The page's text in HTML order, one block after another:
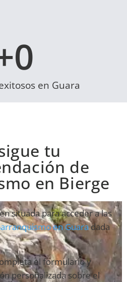
en Guara
0
tu
de
en Bierge
situada para acceder a las
en Guaradada
el formulario y
personalizada sobre el